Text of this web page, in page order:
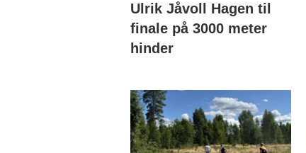
Ulrik Jåvoll Hagen til
finale på 3000 meter
hinder